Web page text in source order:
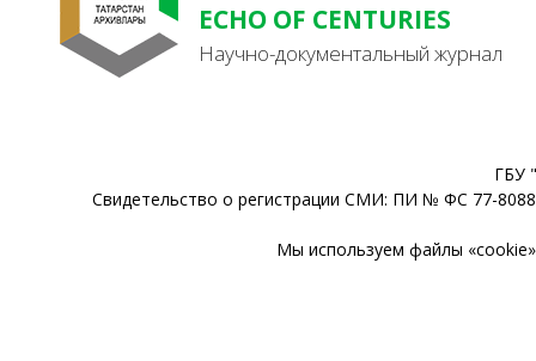
ECHO OF CENTURIES
Научно-документальный журнал
ГБУ
Свидетельство о регистрации СМИ: ПИ № ФС 77-
Мы используем файлы «cookie»